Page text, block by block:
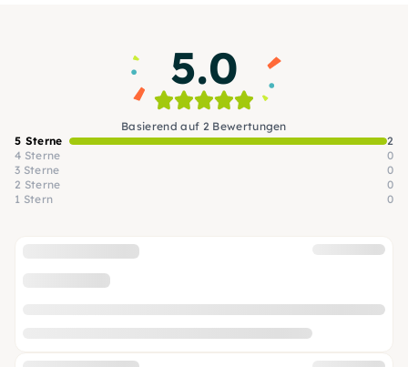
5.0
Basierend auf 2 Bewertungen
5 Sterne
2
4 Sterne
0
3 Sterne
0
2 Sterne
0
1 Stern
0